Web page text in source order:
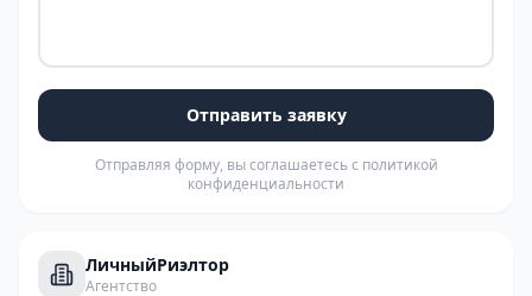
Отправить заявку
Отправляя форму, вы соглашаетесь с политикой
конфиденциальности
ЛичныйРиэлтор
Агентство